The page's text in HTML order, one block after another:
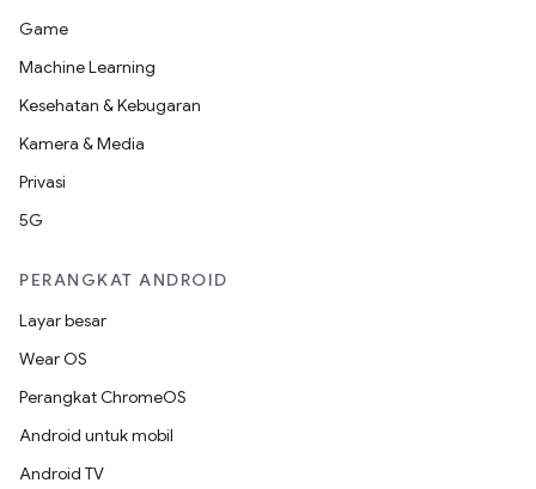
Game
Machine Learning
Kesehatan & Kebugaran
Kamera & Media
Privasi
5G
PERANGKAT ANDROID
Layar besar
Wear OS
Perangkat ChromeOS
Android untuk mobil
Android TV